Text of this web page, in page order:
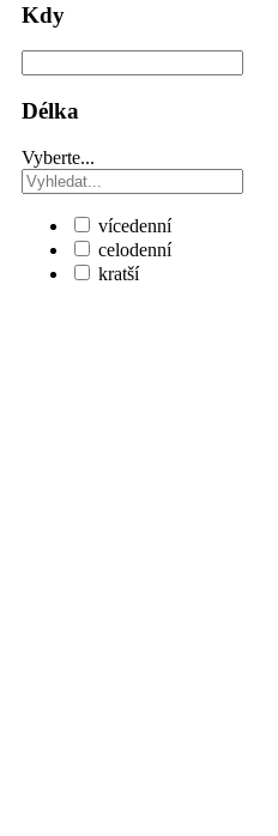
Kdy
Délka
Vyberte...
vícedenní
celodenní
kratší